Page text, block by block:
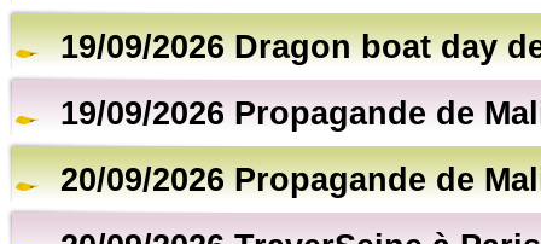
19/09/2026 Dragon boat day
19/09/2026 Propagande de
20/09/2026 Propagande de